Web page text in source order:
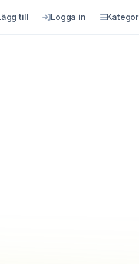
till Logga in